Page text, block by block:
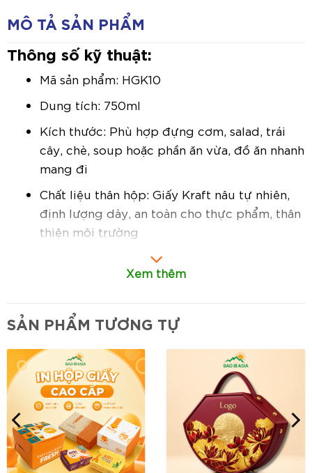
MÔ TẢ SẢN PHẨM
Thông số kỹ thuật:
Mã sản phẩm: HGK10
Dung tích: 750ml
Kích thước: Phù hợp đựng cơm, salad, trái
cây, chè, soup hoặc phần ăn vừa, đồ ăn nhanh
mang đi
Chất liệu thân hộp: Giấy Kraft nâu tự nhiên,
định lượng dày, an toàn cho thực phẩm, thân
thiện môi trường
Chất liệu nắp: Giấy Kraft đồng bộ, thiết kế
kín, chống tràn, giữ nhiệt tốt
đóng mở, thuận tiện cho việc mang đi hoặc
In ấn: Có thể in logo, slogan hoặc thông tin
thương hiệu theo yêu cầu
Đặc điểm nổi bật:
Thiết kế hộp tròn, nắp giấy kín:Giúp đóng
mở dễ dàng, giữ thực phẩm an toàn khi vận
Xem thêm
SẢN PHẨM TƯƠNG TỰ